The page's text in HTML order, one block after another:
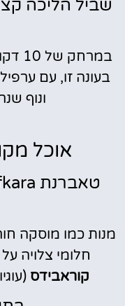
שביל הליכה
בעונה זו, עם
ונוף
אוכל
מנות כמו מוסקה
חלומי צלויה
קוראבידס